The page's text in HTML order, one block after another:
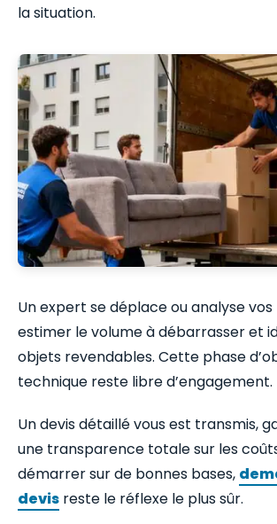
la situation.
Un expert se déplace ou analyse
estimer le volume à débarrasser et
objets revendables. Cette phase
technique reste libre d’engagement.
Un devis détaillé vous est transmis,
une transparence totale sur les
démarrer sur de bonnes bases,
devis reste le réflexe le plus sûr.